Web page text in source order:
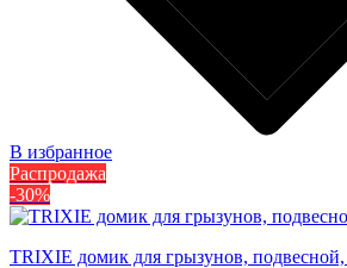
В избранное
Распродажа
-30%
TRIXIE домик для грызунов,